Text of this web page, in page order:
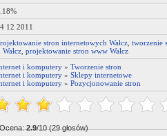
12 2011
stron internetowych Wałcz tworzenie
projektowanie stron www Wałcz
i komputery » Tworzenie stron
i komputery » Sklepy internetowe
i komputery » Pozycjonowanie stron
Ocena:2.9/10 (29 głosów)